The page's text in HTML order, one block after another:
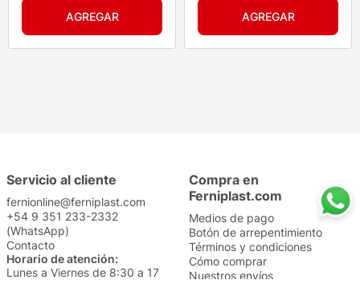
Servicio al cliente
fernionline@ferniplast.com
+54 9 351 233-2332
(WhatsApp)
Contacto
Horario de atención:
Lunes a Viernes de 8:30 a 17
Compra en
Ferniplast.com
Medios de pago
Botón de arrepentimiento
Términos y condiciones
Cómo comprar
Nuestros envíos